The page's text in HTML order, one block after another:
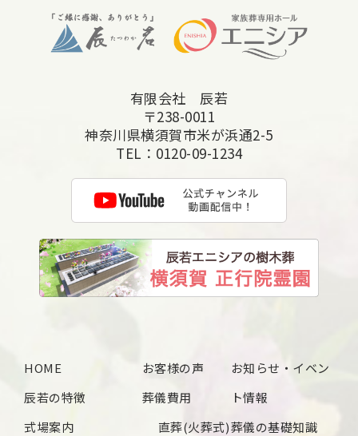
2025年8月
2025年1月
2024年12月
有限会社 辰若
〒238-0011
神奈川県横須賀市米が浜通2-5
TEL： 0120-09-1234
HOME
辰若の特徴
式場案内
お客様の声
葬儀費用
直葬(火葬式)
お知らせ・イベン
ト情報
葬儀の基礎知識